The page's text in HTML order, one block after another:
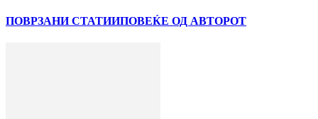
ПОВРЗАНИ СТАТИИПОВЕЌЕ ОД АВТОРОТ